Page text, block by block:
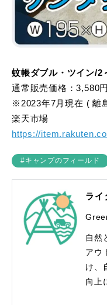
蚊帳ダブル・ツイン/
通常販売価格：3,580
※2023年7月現在 ( 離
楽天市場
https://
#キャンプのフィールド
ライ
自然
アウ
け、
向上